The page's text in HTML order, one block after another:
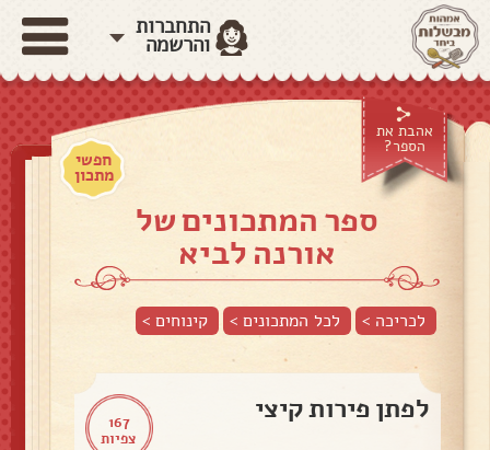
התחברות
והרשמה
אהבת את
הספר?
חפשי
מתכון
ספר המתכונים של
אורנה לביא
לכריכה > לכל המתכונים > קינוחים>
167
צפיות
לפתן פירות קיצי